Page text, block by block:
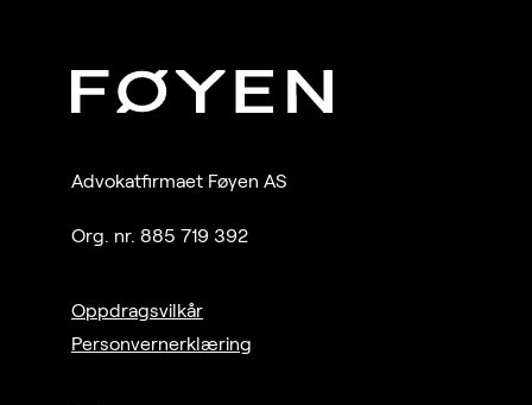
Advokatfirmaet Føyen AS
Org. nr. 885 719 392
Oppdragsvilkår
Personvernerklæring